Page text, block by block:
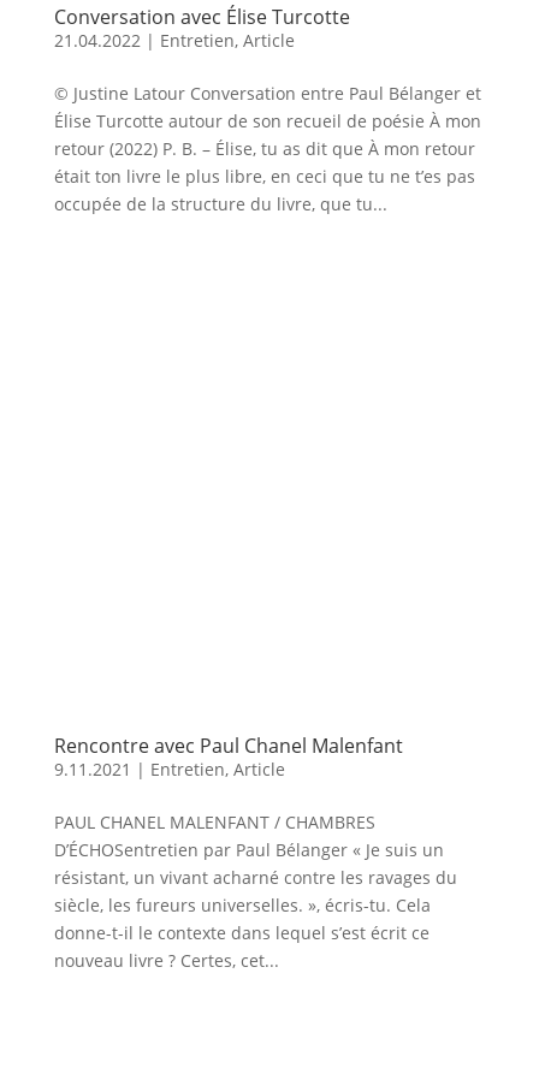
Conversation avec Élise Turcotte
21.04.2022| Entretien, Article
© Justine Latour Conversation entre Paul Bélanger et
Élise Turcotte autour de son recueil de poésie À mon
retour (2022) P. B. – Élise, tu as dit que À mon retour
était ton livre le plus libre, en ceci que tu ne t’es pas
occupée de la structure du livre, que tu...
Rencontre avec Paul Chanel Malenfant
9.11.2021 | Entretien, Article
PAUL CHANEL MALENFANT / CHAMBRES
D’ÉCHOSentretien par Paul Bélanger « Je suis un
résistant, un vivant acharné contre les ravages du
siècle, les fureurs universelles. », écris-tu. Cela
donne-t-il le contexte dans lequel s’est écrit ce
nouveau livre ? Certes, cet...